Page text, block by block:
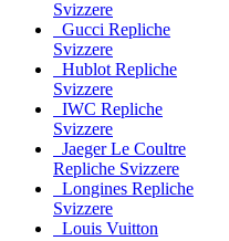
Svizzere
Gucci Repliche
Svizzere
Hublot Repliche
Svizzere
IWC Repliche
Svizzere
Jaeger Le Coultre
Repliche Svizzere
Longines Repliche
Svizzere
Louis Vuitton